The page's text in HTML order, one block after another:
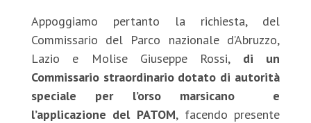
Appoggiamo pertanto la richiesta, del
Commissario del Parco nazionale d’Abruzzo,
Lazio e Molise Giuseppe Rossi, di un
Commissario straordinario dotato di autorità
speciale per l’orso marsicano e
l’applicazione del PATOM, facendo presente